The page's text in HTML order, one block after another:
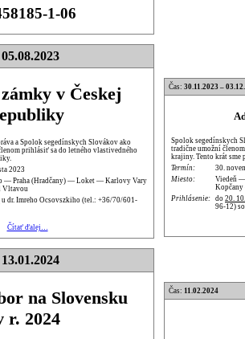
1-06
v Českej
a Spolok segedínskych Slovákov ako
prihlásiť sa do letného vlastivedného
2023
— Praha (Hradčany) — Loket — Karlovy Vary
Vltavou
u dr. Imreho Ocsovszkiho (tel.: +36/70/601-
Čítať ďalej…
Čas: 30.11.2023 –
Spolok segedínskych
tradične umožní
krajiny. Tento krát sme
Termín:
30.
Miesto:
Viedeň
Prihlásenie: do 20.
96-12)
na Slovensku
r. 2024
Čas: 11.02.2024